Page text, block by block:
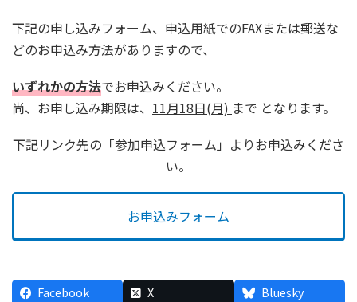
下記の申し込みフォーム、申込用紙でのFAXまたは郵送な
どのお申込み方法がありますので、
いずれかの方法でお申込みください。
尚、お申し込み期限は、 11月18日(月) まで となります。
下記リンク先の「参加申込フォーム」よりお申込みくださ
い。
お申込みフォーム
Facebook X
Bluesky